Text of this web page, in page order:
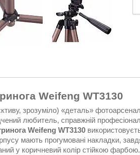
Weifeng WT3130
зрозуміло) «деталь»
любитель, справжній професіонал
Weifeng WT3130
мають прогумовані накладки,
у коричневий колір стійкою